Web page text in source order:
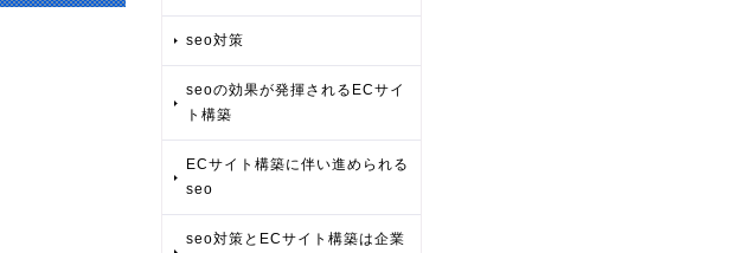
seo対策
seoの効果が発揮されるECサイ
ト構築
ECサイト構築に伴い進められる
seo
seo対策とECサイト構築は企業